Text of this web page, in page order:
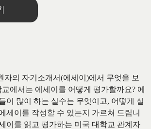
자의 자기소개서(에세이)에서 무엇을 보
에서는 에세이를 어떻게 평가할까요? 에
이 많이 하는 실수는 무엇이고, 어떻게 실
세이를 작성할 수 있는지 가르쳐 드립니
이를 읽고 평가하는 미국 대학교 관계자